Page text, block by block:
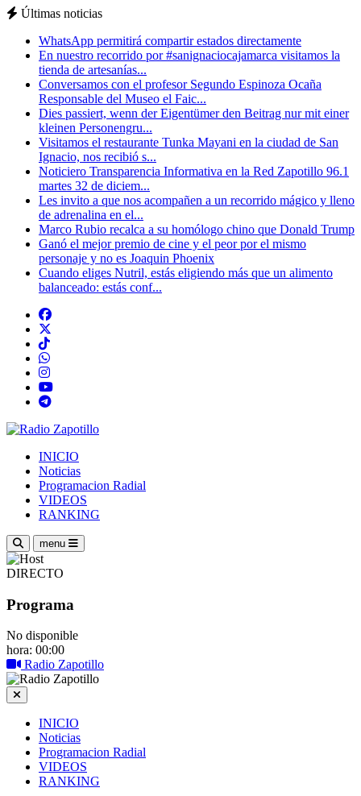
Últimas noticias
WhatsApp permitirá compartir estados directamente
En nuestro recorrido por #sanignaciocajamarca visitamos la
tienda de artesanías...
Conversamos con el profesor Segundo Espinoza Ocaña
Responsable del Museo el Faic...
Dies passiert, wenn der Eigentümer den Beitrag nur mit einer
kleinen Personengru...
Visitamos el restaurante Tunka Mayani en la ciudad de San
Ignacio, nos recibió s...
Noticiero Transparencia Informativa en la Red Zapotillo 96.1
martes 32 de diciem...
Les invito a que nos acompañen a un recorrido mágico y lleno
de adrenalina en el...
Marco Rubio recalca a su homólogo chino que Donald Trump
Ganó el mejor premio de cine y el peor por el mismo
personaje y no es Joaquin Phoenix
Cuando eliges Nutril, estás eligiendo más que un alimento
balanceado: estás conf...
INICIO
Noticias
Programacion Radial
VIDEOS
RANKING
menu
DIRECTO
Programa
No disponible
hora: 00:00
Radio Zapotillo
INICIO
Noticias
Programacion Radial
VIDEOS
RANKING